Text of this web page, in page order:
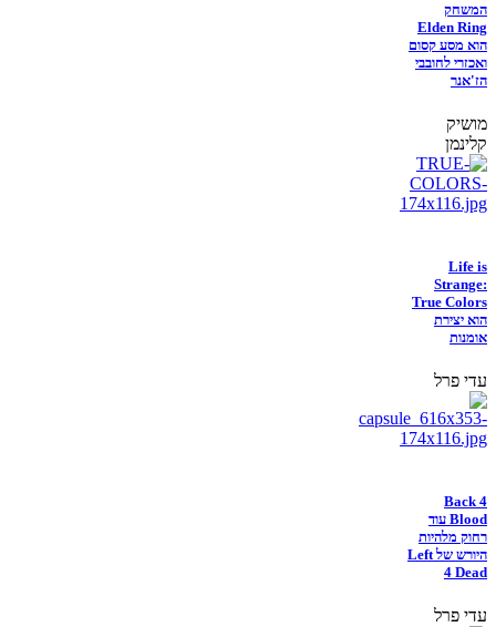
המשחק
Elden Ring
הוא מסע קסום
ואכזרי לחובבי
הז'אנר
מושיק
קלינמן
Life is
Strange:
True Colors
הוא יצירת
אומנות
עדי פרל
Back 4
Blood עוד
רחוק מלהיות
היורש של Left
4 Dead
עדי פרל